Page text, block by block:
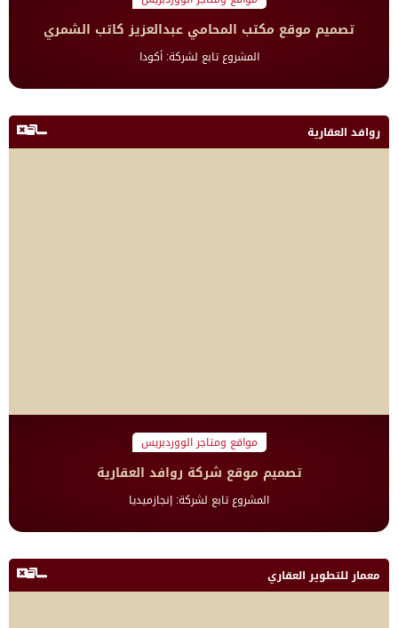
تصميم موقع مكتب المحامي عبدالعزيز كاتب الشمري
المشروع تابع لشركة: أكودا
روافد العقارية
مواقع ومتاجر الووردبريس
تصميم موقع شركة روافد العقارية
المشروع تابع لشركة: إنجازميديا
معمار للتطوير العقاري